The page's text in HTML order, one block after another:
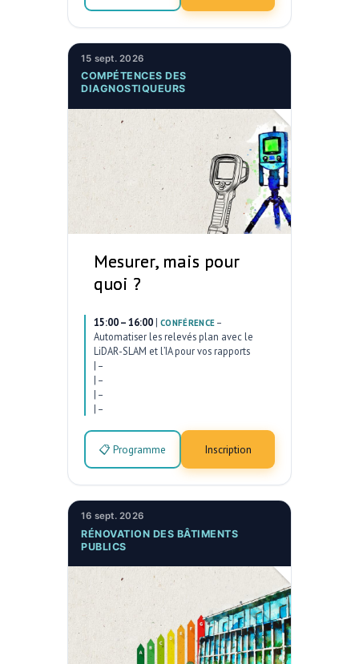
15 sept. 2026
COMPÉTENCES DES
DIAGNOSTIQUEURS
Mesurer, mais pour
quoi ?
15:00 – 16:00 | CONFÉRENCE –
Automatiser les relevés plan avec le
LiDAR-SLAM et l’IA pour vos rapports
| –
| –
| –
| –
📋 Programme Inscription
16 sept. 2026
RÉNOVATION DES BÂTIMENTS
PUBLICS